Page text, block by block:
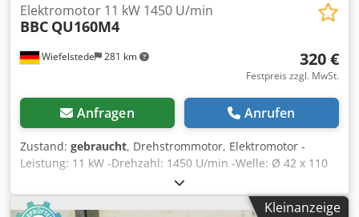
Wiefelstede 281 km
Elektromotor 11 kW 1450 U/min
BBC QU160M4
320 €
Festpreis zzgl. MwSt.
Anfragen Anrufen
Zustand: gebraucht, Drehstrommotor, Elektromotor -
Leistung: 11 kW -Drehzahl: 1450 U/min -Welle: Ø 42 x 110
mm -Bauform: B3 -Schutzart: IP 33 Csdpfx Apjd I Al Rjterf -
Abmessungen: 600/400/H320 mm -Gewicht: 123 kg
Kleinanzeige